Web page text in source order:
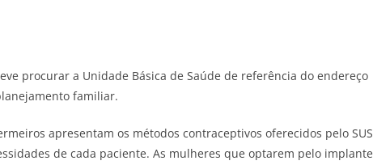
procurar a Unidade Básica de Saúde de referência do endereço
familiar.
apresentam os métodos contraceptivos oferecidos pelo SUS
de cada paciente. As mulheres que optarem pelo implante